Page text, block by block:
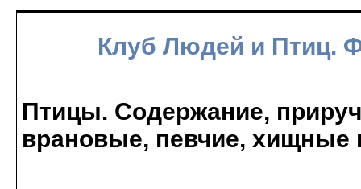
Клуб Людей и Птиц.
Птицы. Содержание,
врановые, певчие, хищные